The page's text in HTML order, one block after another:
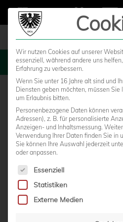
MENU
U23: „WIR DÜRFEN UNS
Wir nutzen Cookies auf unserer
essenziell, während andere uns
Erfahrung zu verbessern.
Wenn Sie unter 16 Jahre alt sind und
Diensten geben möchten, müssen Sie
um Erlaubnis bitten.
Personenbezogene Daten können
Adressen), z. B. für personalisierte
Anzeigen- und Inhaltsmessung.
Verwendung Ihrer Daten finden Sie in
Sie können Ihre Auswahl jederzeit
oder anpassen.
Es folgt eine Liste der Service-
Essenziell
Statistiken
Externe Medien